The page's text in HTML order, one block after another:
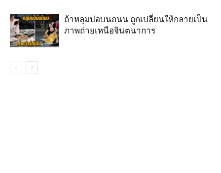
ถ้าหลุมบ่อบนถนน ถูกเปลี่ยนให้กลายเป็น
ภาพถ่ายเหนือจินตนาการ